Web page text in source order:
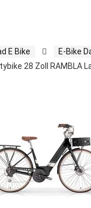
E Bike
E-Bike
28 Zoll RAMBLA